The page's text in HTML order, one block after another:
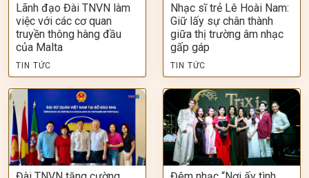
Lãnh đạo Đài TNVN làm
việc với các cơ quan
truyền thông hàng đầu
của Malta
TIN TỨC
Nhạc sĩ trẻ Lê Hoài Nam:
Giữ lấy sự chân thành
giữa thị trường âm nhạc
gấp gáp
TIN TỨC